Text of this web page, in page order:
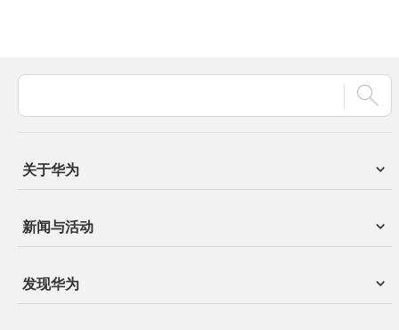
关于华为
新闻与活动
发现华为